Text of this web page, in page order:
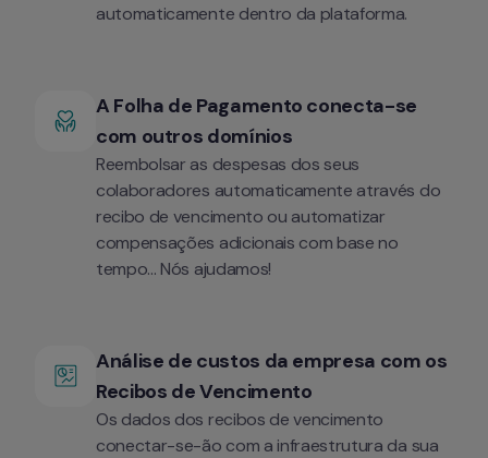
automaticamente dentro da plataforma.
A Folha de Pagamento conecta-se
com outros domínios
Reembolsar as despesas dos seus
colaboradores automaticamente através do
recibo de vencimento ou automatizar
compensações adicionais com base no
tempo... Nós ajudamos!
Análise de custos da empresa com os
Recibos de Vencimento
Os dados dos recibos de vencimento
conectar-se-ão com a infraestrutura da sua